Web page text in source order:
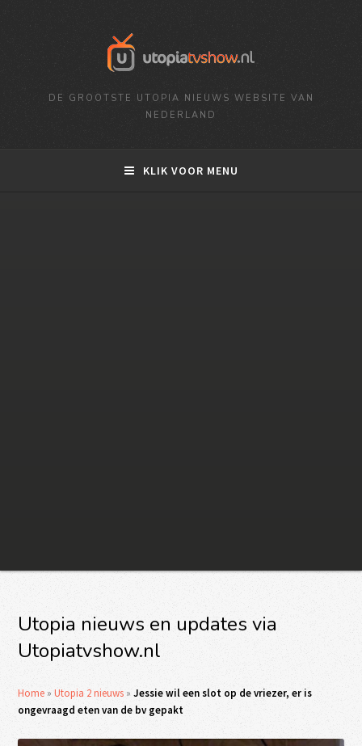
DE GROOTSTE UTOPIA NIEUWS WEBSITE VAN
NEDERLAND
KLIK VOOR MENU
Utopia nieuws en updates via
Utopiatvshow.nl
Home »Utopia 2 nieuws »Jessie wil een slot op de vriezer, er is
ongevraagd eten van de bv gepakt